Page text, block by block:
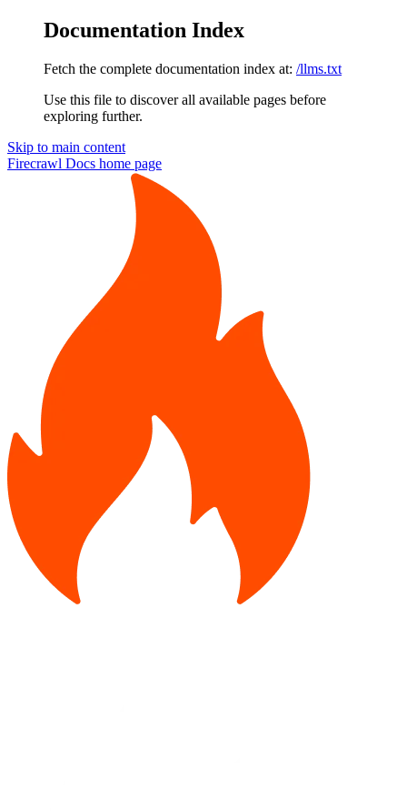
Documentation Index
Fetch the complete documentation index at: /llms.txt
Use this file to discover all available pages before
exploring further.
Skip to main content
Firecrawl Docs home page